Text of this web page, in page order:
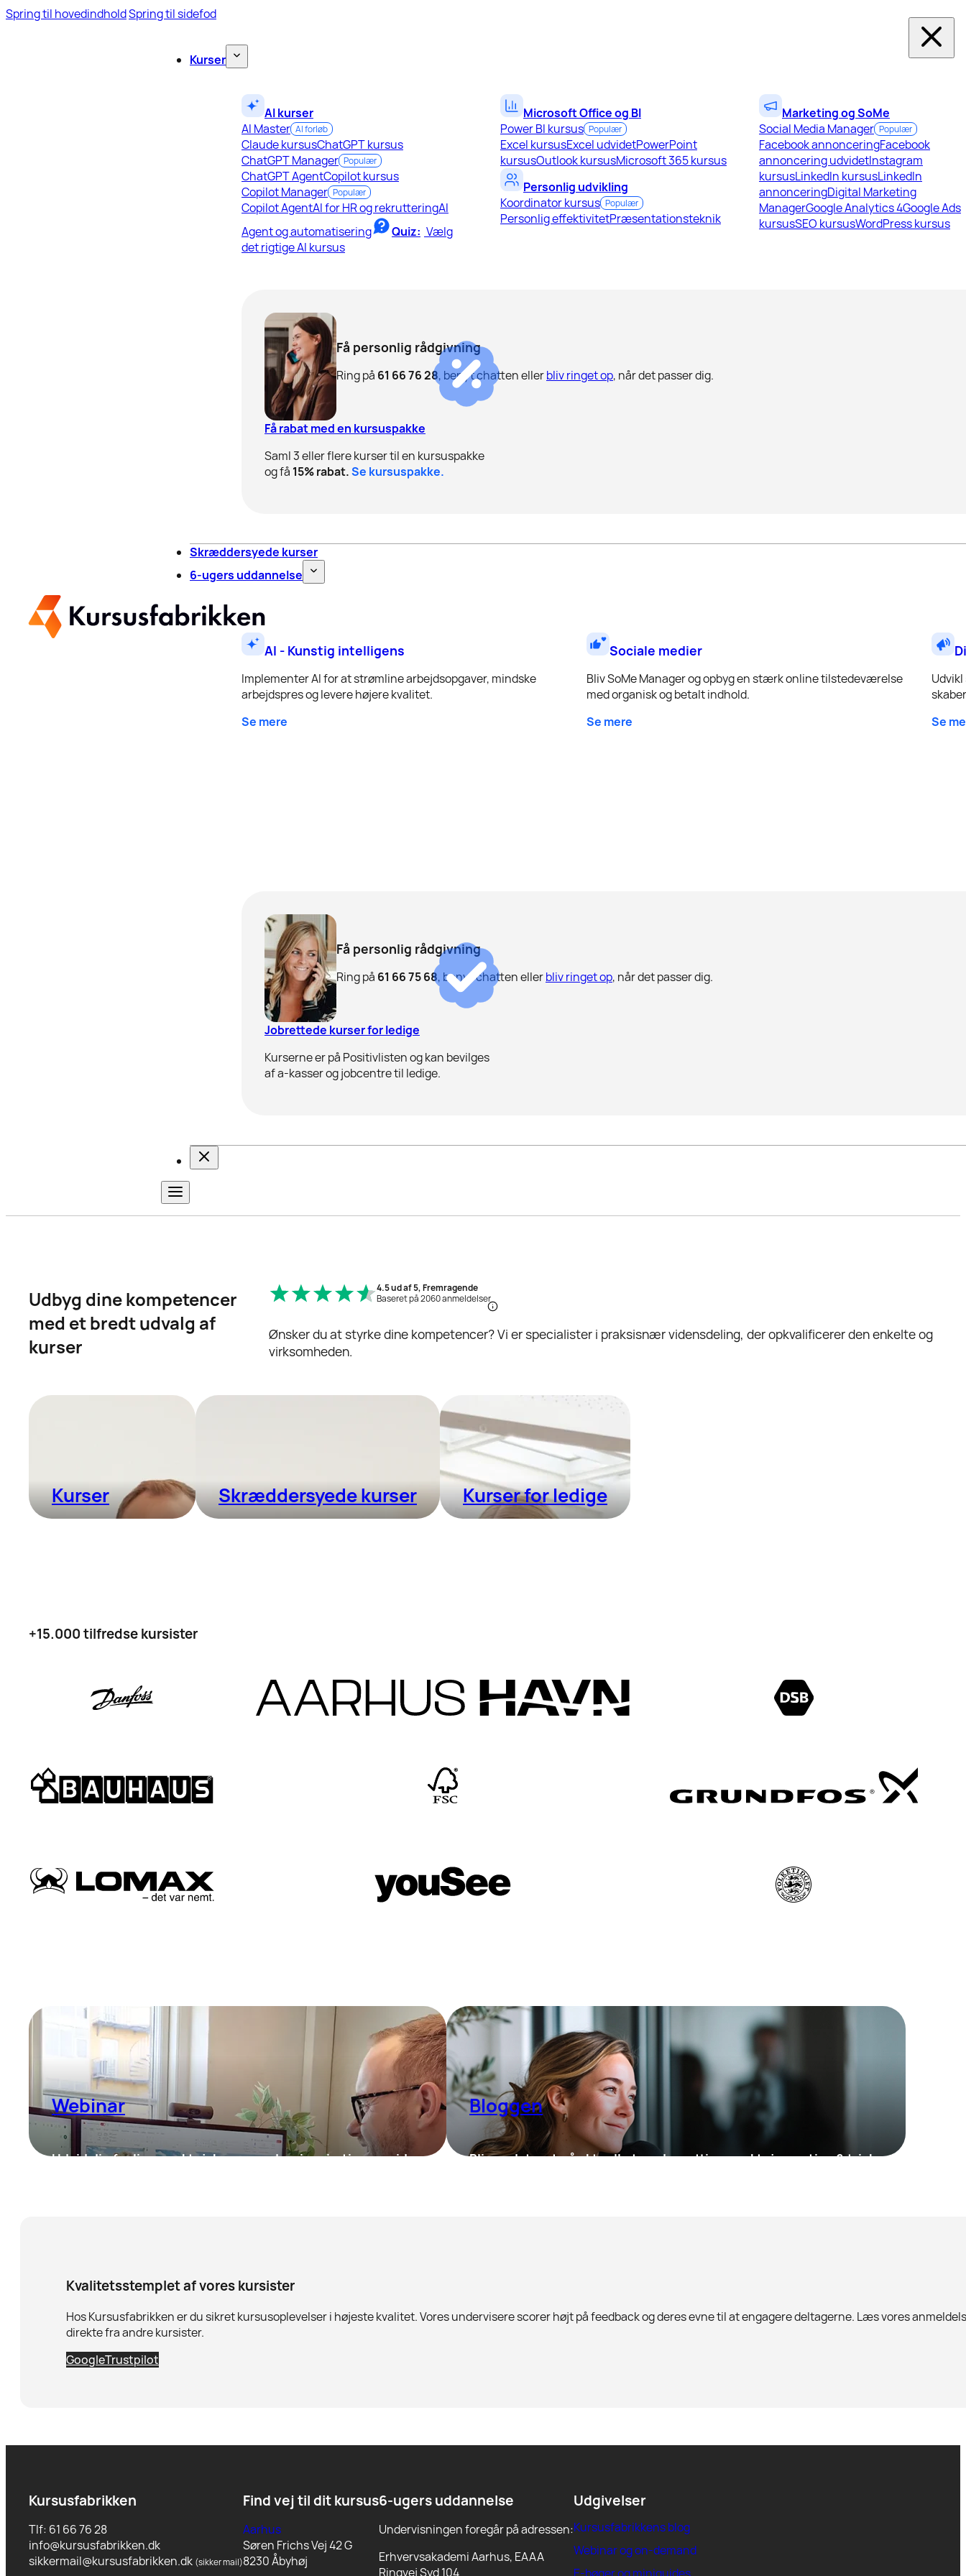
Spring til hovedindholdSpring til sidefod
Kurser
AI kurser
AI Master AI forløb
Claude kursusChatGPT kursus
ChatGPT Manager Populær
ChatGPT AgentCopilot kursus
Copilot Manager Populær
Copilot AgentAI for HR og rekrutteringAI
Agent og automatisering
Quiz: Vælg
det rigtige AI kursus
Microsoft Office og BI
Power BI kursus Populær
Excel kursusExcel udvidetPowerPoint
kursusOutlook kursusMicrosoft 365 kursus
Personlig udvikling
Koordinator kursus Populær
Personlig effektivitetPræsentationsteknik
Marketing og SoMe
Social Media Manager Populær
Facebook annonceringFacebook
annoncering udvidetInstagram
kursusLinkedIn kursusLinkedIn
annonceringDigital Marketing
ManagerGoogle Analytics 4Google Ads
kursusSEO kursusWordPress kursus
Få personlig rådgivning
Ring på 61 66 76 28, benyt chatten ellerbliv ringet op, når det passer dig.
Få rabat med en kursuspakke
Saml 3 eller flere kurser til en kursuspakke
og få 15% rabat.Se kursuspakke.
Skræddersyede kurser
6-ugers uddannelse
AI - Kunstig intelligens
Implementer AI for at strømline arbejdsopgaver, mindske
arbejdspres og levere højere kvalitet.
Se mere
Sociale medier
Bliv SoMe Manager og opbyg en stærk online tilstedeværelse
med organisk og betalt indhold.
Se mere
Se
Få personlig rådgivning
Ring på 61 66 75 68, benyt chatten ellerbliv ringet op, når det passer dig.
Jobrettede kurser for ledige
Kurserne er på Positivlisten og kan bevilges
af a-kasser og jobcentre til ledige.
Udbyg dine kompetencer
med et bredt udvalg af
kurser
4.5 ud af 5, Fremragende
Baseret på 2060 anmeldelser
Ønsker du at styrke dine kompetencer?Vi er specialister i praksisnær vidensdeling, der opkvalificerer den enkelte og
virksomheden.
Kurser Skræddersyede kurser Kurser for ledige
+15.000 tilfredse kursister
Webinar
Udvid din faglige værktøjskasse med ny inspiration og viden
Bloggen
Bliv opdateret på aktuelle trends, nyttige værktøjer og tips & tricks
Kvalitetsstemplet af vores kursister
Hos Kursusfabrikken er du sikret kursusoplevelser i højeste kvalitet. Vores undervisere scorer højt på feedback og deres evne til at engagere deltagerne. Læs vores
direkte fra andre kursister.
GoogleTrustpilot
Kursusfabrikken
Tlf: 61 66 76 28
info@kursusfabrikken.dk
sikkermail@kursusfabrikken.dk (sikker mail)
Find vej til dit kursus
Aarhus
Søren Frichs Vej 42 G
8230 Åbyhøj
6-ugers uddannelse
Undervisningen foregår på adressen:
Erhvervsakademi Aarhus, EAAA
Ringvej Syd 104
Udgivelser
Kursusfabrikkens blog
Webinar og on-demand